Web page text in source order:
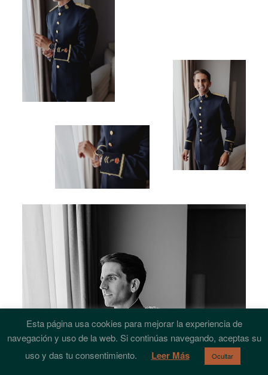
Esta página usa cookies para mejorar la experiencia de
navegación y uso de la web. Si continúas navegando, aceptas su
uso y das tu consentimiento.
Leer Más Ocultar